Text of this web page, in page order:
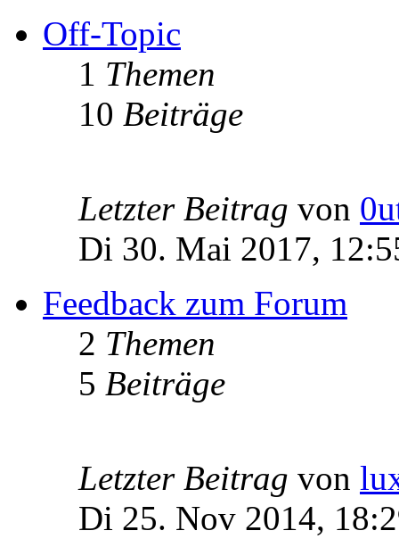
Off-Topic
1 Themen
10 Beiträge
Letzter Beitrag von
Di 30. Mai 2017,
Feedback zum Forum
2 Themen
5 Beiträge
Letzter Beitrag von
Di 25. Nov 2014,